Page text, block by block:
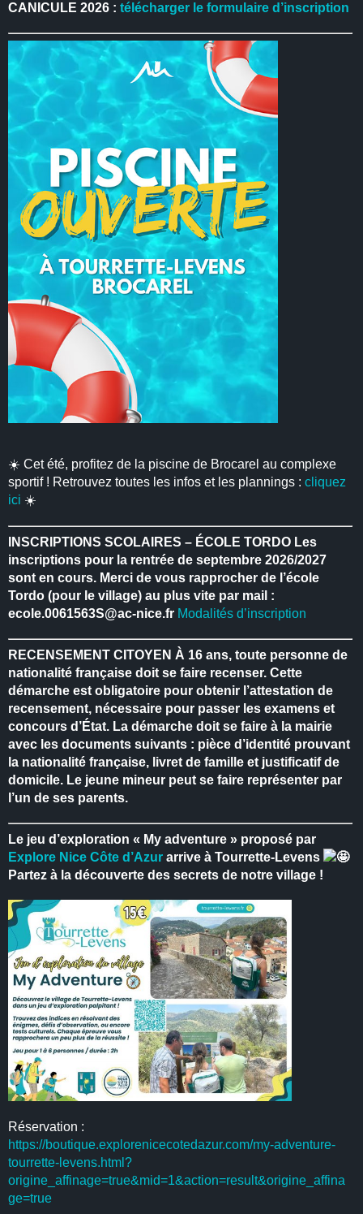
CANICULE 2026 :télécharger le formulaire d’inscription
☀️ Cet été, profitez de la piscine de Brocarel au complexe
sportif ! Retrouvez toutes les infos et les plannings :cliquez
ici ☀️
INSCRIPTIONS SCOLAIRES – ÉCOLE TORDO Les
inscriptions pour la rentrée de septembre 2026/2027
sont en cours. Merci de vous rapprocher de l’école
Tordo (pour le village) au plus vite par mail :
ecole.0061563S@ac-nice.fr Modalités d’inscription
RECENSEMENT CITOYEN À 16 ans, toute personne de
nationalité française doit se faire recenser. Cette
démarche est obligatoire pour obtenir l’attestation de
recensement, nécessaire pour passer les examens et
concours d’État. La démarche doit se faire à la mairie
avec les documents suivants : pièce d’identité prouvant
la nationalité française, livret de famille et justificatif de
domicile. Le jeune mineur peut se faire représenter par
l’un de ses parents.
Le jeu d’exploration « My adventure » proposé par
Explore Nice Côte d’Azur arrive à Tourrette-Levens
Partez à la découverte des secrets de notre village !
Réservation :
https://boutique.explorenicecotedazur.com/my-adventure-
tourrette-levens.html?
origine_affinage=true&mid=1&action=result&origine_affina
ge=true